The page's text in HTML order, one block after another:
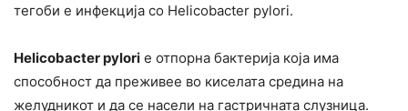
тегоби е инфекција со Helicobacter pylori.
Helicobacter pylori е отпорна бактерија која има
способност да преживее во киселата средина на
желудникот и да се насели на гастричната слузница.